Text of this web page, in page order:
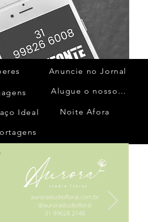
Ideal
Anuncie no Jornal
Alugue o nosso espaço
Noite Afora